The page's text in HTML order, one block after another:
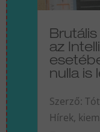
az
nulla is
Szerző:
Hírek,